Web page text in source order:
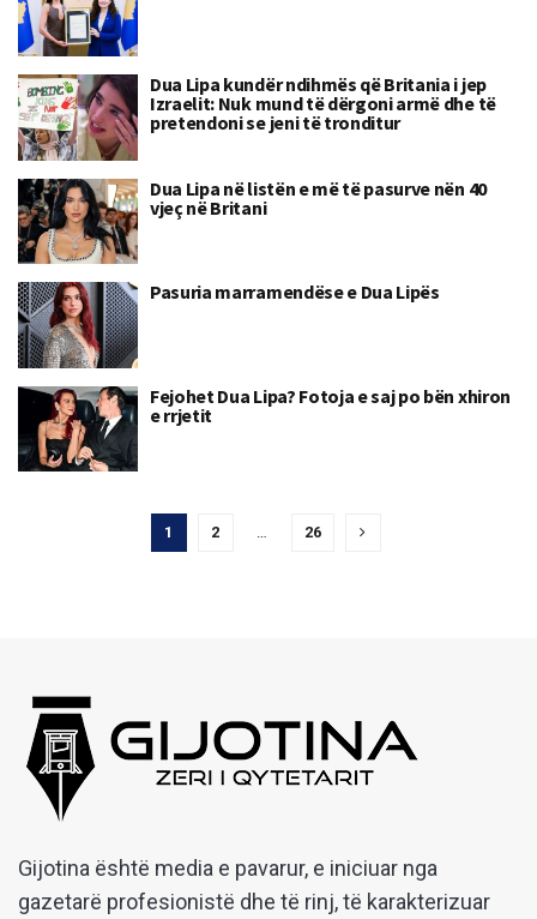
Dua Lipa kundër ndihmës që Britania i jep
Izraelit: Nuk mund të dërgoni armë dhe të
pretendoni se jeni të tronditur
Dua Lipa në listën e më të pasurve nën 40
vjeç në Britani
Pasuria marramendëse e Dua Lipës
Fejohet Dua Lipa? Fotoja e saj po bën xhiron
e rrjetit
1 2 … 26
Gijotina është media e pavarur, e iniciuar nga
gazetarë profesionistë dhe të rinj, të karakterizuar